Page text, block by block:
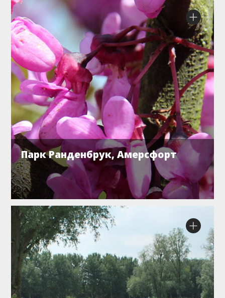
Парк Ранденбрук, Амерсфорт